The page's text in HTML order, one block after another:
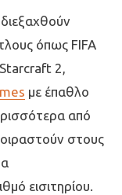
όπως FIFA
2,
με έπαθλο
από
στους
εισιτηρίου.